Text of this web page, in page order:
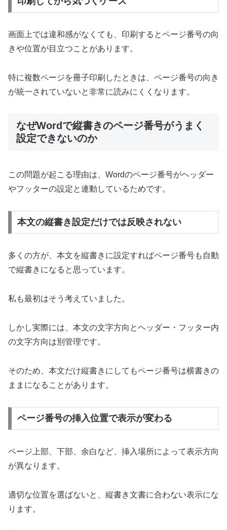
画面上では違和感がなくても、印刷するとページ番号の向
きや位置が目立つことがあります。
特に複数ページを冊子印刷したときは、ページ番号の向き
が統一されていないと非常に読みにくくなります。
なぜWordで縦書きのページ番号がうまく
設定できないのか
この問題が起こる理由は、Wordのページ番号がヘッダー
やフッターの設定と連動しているためです。
本文の縦書き設定だけでは反映されない
多くの方が、本文を縦書きに設定すればページ番号も自動
で縦書きになると思っています。
私も最初はそう考えていました。
しかし実際には、本文の文字方向とヘッダー・フッター内
の文字方向は別管理です。
そのため、本文だけ縦書きにしてもページ番号は横書きの
ままになることがあります。
ページ番号の挿入位置で表示が変わる
ページ上部、下部、余白など、挿入場所によって表示方向
が異なります。
適切な位置を選ばないと、縦書き文書に合わない表示にな
ります。